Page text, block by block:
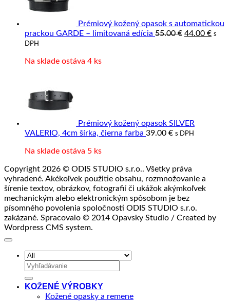
spracovanie
Prémiový kožený opasok s automatickou
prackou GARDE – limitovaná edícia 55.00€ Pôvodná
44.00 € s
DPH
Na sklade ostáva 4 ks
Prémiový kožený opasok SILVER
VALERIO, 4cm šírka, čierna farba 39.00 € s DPH
Na sklade ostáva 5 ks
Copyright 2026 © ODIS STUDIO s.r.o.. Všetky práva
vyhradené. Akékoľvek použitie obsahu, rozmnožovanie a
šírenie textov, obrázkov, fotografií či ukážok akýmkoľvek
mechanickým alebo elektronickým spôsobom je bez
písomného povolenia spoločnosti ODIS STUDIO s.r.o.
zakázané. Spracovalo © 2014 Opavsky Studio / Created by
Wordpress CMS system.
Hľadať:
KOŽENÉ VÝROBKY
Kožené opasky a remene